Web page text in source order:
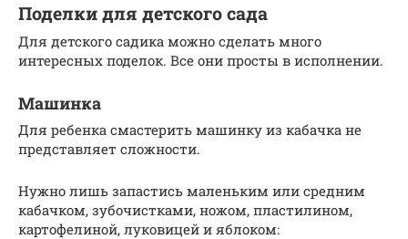
Поделки для детского сада
Для детского садика можно сделать много
интересных поделок. Все они просты в исполнении.
Машинка
Для ребенка смастерить машинку из кабачка не
представляет сложности.
Нужно лишь запастись маленьким или средним
кабачком, зубочистками, ножом, пластилином,
картофелиной, луковицей и яблоком: